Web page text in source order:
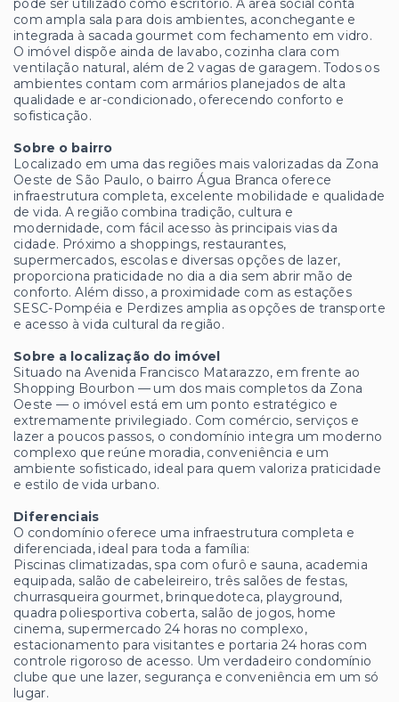
pode ser utilizado como escritório. A área social conta
com ampla sala para dois ambientes, aconchegante e
integrada à sacada gourmet com fechamento em vidro.
O imóvel dispõe ainda de lavabo, cozinha clara com
ventilação natural, além de 2 vagas de garagem. Todos os
ambientes contam com armários planejados de alta
qualidade e ar-condicionado, oferecendo conforto e
sofisticação.
Sobre o bairro
Localizado em uma das regiões mais valorizadas da Zona
Oeste de São Paulo, o bairro Água Branca oferece
infraestrutura completa, excelente mobilidade e qualidade
de vida. A região combina tradição, cultura e
modernidade, com fácil acesso às principais vias da
cidade. Próximo a shoppings, restaurantes,
supermercados, escolas e diversas opções de lazer,
proporciona praticidade no dia a dia sem abrir mão de
conforto. Além disso, a proximidade com as estações
SESC-Pompéia e Perdizes amplia as opções de transporte
e acesso à vida cultural da região.
Sobre a localização do imóvel
Situado na Avenida Francisco Matarazzo, em frente ao
Shopping Bourbon — um dos mais completos da Zona
Oeste — o imóvel está em um ponto estratégico e
extremamente privilegiado. Com comércio, serviços e
lazer a poucos passos, o condomínio integra um moderno
complexo que reúne moradia, conveniência e um
ambiente sofisticado, ideal para quem valoriza praticidade
e estilo de vida urbano.
Diferenciais
O condomínio oferece uma infraestrutura completa e
diferenciada, ideal para toda a família:
Piscinas climatizadas, spa com ofurô e sauna, academia
equipada, salão de cabeleireiro, três salões de festas,
churrasqueira gourmet, brinquedoteca, playground,
quadra poliesportiva coberta, salão de jogos, home
cinema, supermercado 24 horas no complexo,
estacionamento para visitantes e portaria 24 horas com
controle rigoroso de acesso. Um verdadeiro condomínio
clube que une lazer, segurança e conveniência em um só
lugar.